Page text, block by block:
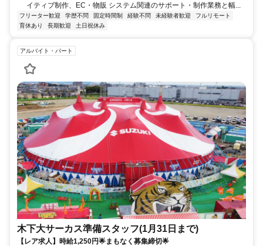
イティブ制作、EC・物販 システム関連のサポート・制作業務と幅...
フリーター歓迎 学歴不問 固定時間制 経験不問 未経験者歓迎
フルリモート
育休あり
長期歓迎 土日祝休み
アルバイト・パート
木下大サーカス準備スタッフ(1月31日まで)
【レア求人】時給1,250円🌟まもなく募集締切🌟